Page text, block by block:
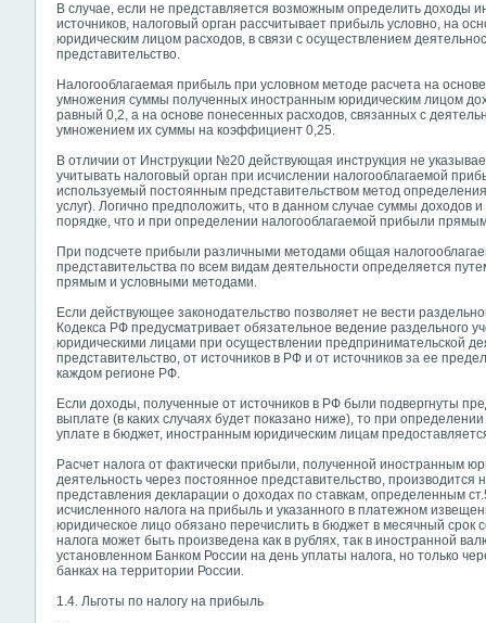
В случае, если не представляется возможным определить доходы
источников, налоговый орган рассчитывает прибыль условно, на
юридическим лицом расходов, в связи с осуществлением
представительство.
Налогооблагаемая прибыль при условном методе расчета на
умножения суммы полученных иностранным юридическим лицом
равный 0,2, а на основе понесенных расходов, связанных с
умножением их суммы на коэффициент 0,25.
В отличии от Инструкции №20 действующая инструкция не
учитывать налоговый орган при исчислении налогооблагаемой
используемый постоянным представительством метод
услуг). Логично предположить, что в данном случае суммы доходов
порядке, что и при определении налогооблагаемой прибыли
При подсчете прибыли различными методами общая
представительства по всем видам деятельности определяется
прямым и условными методами.
Если действующее законодательство позволяет не вести
Кодекса РФ предусматривает обязательное ведение раздельного
юридическими лицами при осуществлении предпринимательской
представительство, от источников в РФ и от источников за ее
каждом регионе РФ.
Если доходы, полученные от источников в РФ были подвергнуты
выплате (в каких случаях будет показано ниже), то при
уплате в бюджет, иностранным юридическим лицам
Расчет налога от фактически прибыли, полученной иностранным
деятельность через постоянное представительство,
представления декларации о доходах по ставкам, определенным
исчисленного налога на прибыль и указанного в платежном
юридическое лицо обязано перечислить в бюджет в месячный срок
налога может быть произведена как в рублях, так в иностранной
установленном Банком России на день уплаты налога, но только
банках на территории России.
1.4. Льготы по налогу на прибыль